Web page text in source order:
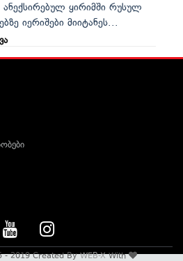
ანექსირებულ ყირიმში რუსულ
იერიშები მიიტანეს...
- 2019 Created ByWEB-XWith